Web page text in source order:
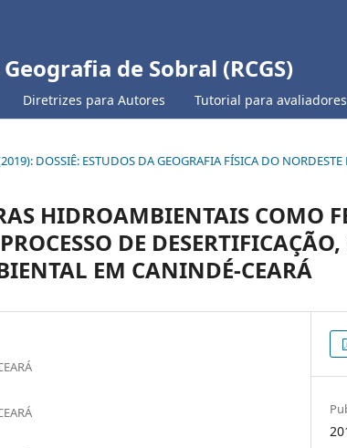
de Sobral (RCGS)
Diretrizes para Autores Tutorial para avaliadores
DOSSIÊ: ESTUDOS DA GEOGRAFIA FÍSICA DO NORDESTE
HIDROAMBIENTAIS COMO
DE
EM CANINDÉ-CEARÁ